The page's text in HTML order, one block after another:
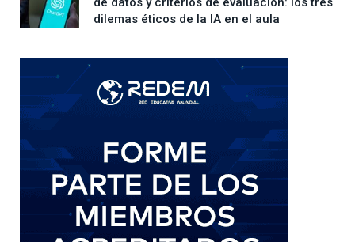
dilemas éticos de la IA en el aula